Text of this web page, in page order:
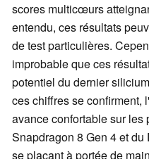
scores multicœurs
entendu, ces résultats
de test particulières.
improbable que ces
potentiel du dernier
ces chiffres se confirment,
avance confortable sur
Snapdragon 8 Gen 4 et
se plaçant à portée de